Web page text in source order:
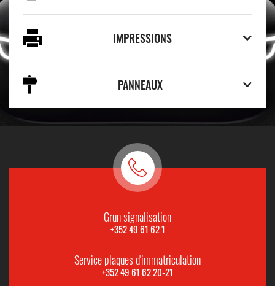
IMPRESSIONS
PANNEAUX
Grun signalisation
+352 49 61 62 1
Service plaques d'immatriculation
+352 49 61 62 20-21